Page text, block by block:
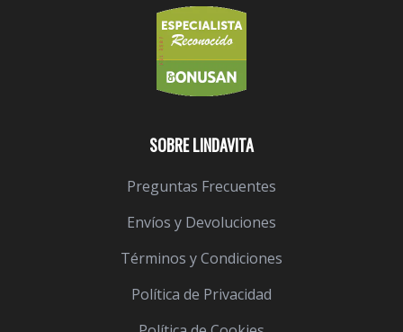
SOBRE LINDAVITA
Preguntas Frecuentes
Envíos y Devoluciones
Términos y Condiciones
Política de Privacidad